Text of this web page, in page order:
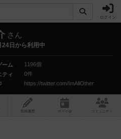
ログイン
さん
日から利用中
ーム
1196個
ティ
0件
https://twitter.com/ImAllOther
投稿履歴 ボ ドゲ コミュニティ